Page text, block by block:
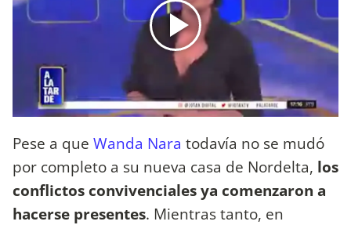
Pese a que Wanda Nara todavía no se mudó
por completo a su nueva casa de Nordelta, los
conflictos convivenciales ya comenzaron a
hacerse presentes. Mientras tanto, en